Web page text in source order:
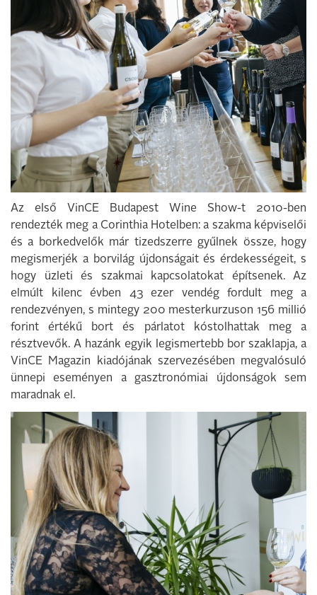
Az első VinCE Budapest Wine Show-t 2010-ben
rendezték meg a Corinthia Hotelben: a szakma képviselői
és a borkedvelők már tizedszerre gyűlnek össze, hogy
megismerjék a borvilág újdonságait és érdekességeit, s
hogy üzleti és szakmai kapcsolatokat építsenek. Az
elmúlt kilenc évben 43 ezer vendég fordult meg a
rendezvényen, s mintegy 200 mesterkurzuson 156 millió
forint értékű bort és párlatot kóstolhattak meg a
résztvevők. A hazánk egyik legismertebb bor szaklapja, a
VinCE Magazin kiadójának szervezésében megvalósuló
ünnepi eseményen a gasztronómiai újdonságok sem
maradnak el.